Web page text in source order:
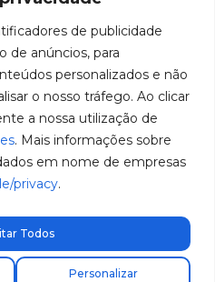
de publicidade
de anúncios, para
personalizados e não
o nosso tráfego. Ao clicar
a nossa utilização de
. Mais informações sobre
em nome de empresas
privacy.
Personalizar
Todos
express gratuito!